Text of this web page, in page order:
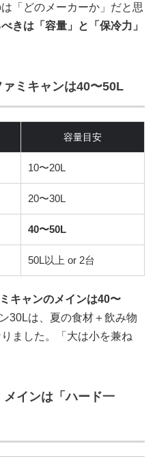
「どのメーカーか」だと思
きは「容量」と「保冷力」
ミキャンは40〜50L
容量目安
10〜20L
20〜30L
40〜50L
50L以上 or 2台
キャンのメインは40〜
30Lは、夏の食材＋飲み物
ました。「大は小を兼ね
インは「ハード一